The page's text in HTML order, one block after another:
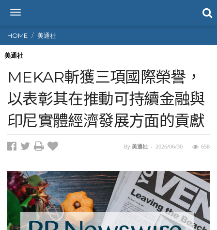
T
g
g
l
n
v
i
g
a
t
HOME 美通社
美通社
MEKAR斬獲三項國際榮譽，
以表彰其在推動可持續金融與
印尼實體經濟發展方面的貢獻
By 美通社 - 2026/06/30 658